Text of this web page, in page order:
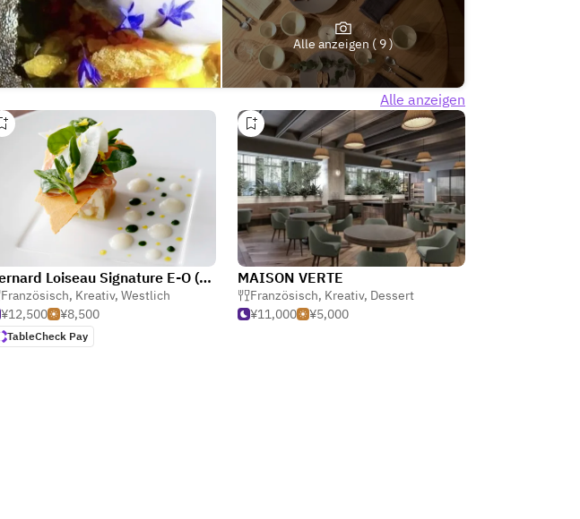
Alle anzeigen ( 9 )
Alle anzeigen
Bernard Loiseau Signature E-O (Eloge de l'Ombre)
Französisch, Kreativ, Westlich
¥12,500
¥8,500
TableCheck Pay
MAISON VERTE
Französisch, Kreativ, Dessert
¥11,000
¥5,000